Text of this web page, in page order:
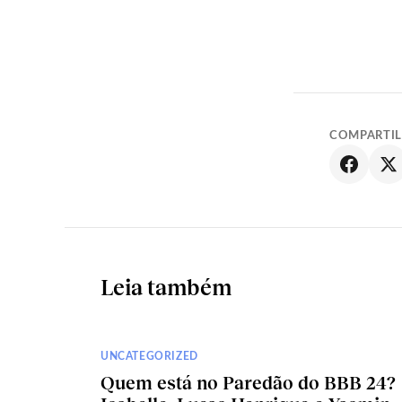
Leia também
UNCATEGORIZED
Quem está no Paredão do BBB 24?